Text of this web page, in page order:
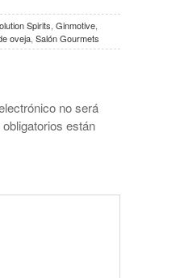
Spirits Ginmotive
oveja Salón Gourmets
no será
están